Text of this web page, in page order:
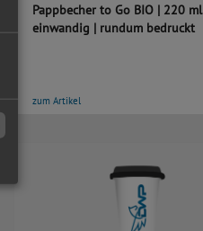
Pappbecher to Go BIO | 220 ml
einwandig | rundum bedruckt
zum Artikel